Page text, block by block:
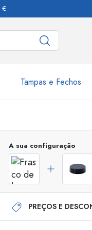
€
Tampas e Fechos
Airless
com roll-on
A sua configuração
PREÇOS E